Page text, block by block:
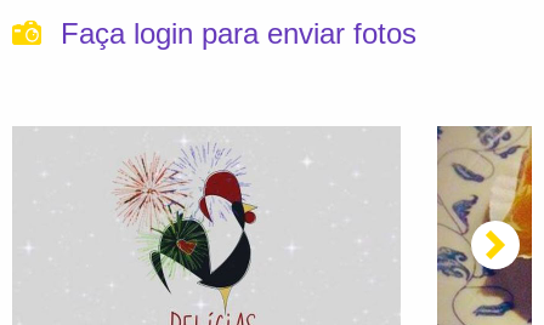
Faça login para enviar fotos